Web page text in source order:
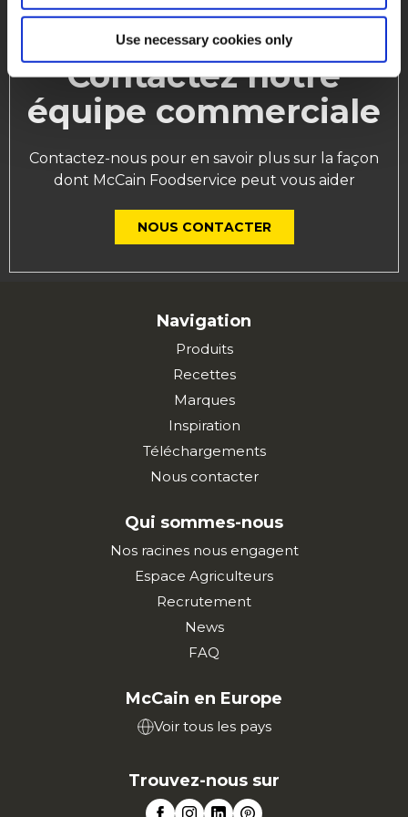
Use necessary cookies only
Contactez notre
équipe commerciale
Contactez-nous pour en savoir plus sur la façon
dont McCain Foodservice peut vous aider
NOUS CONTACTER
Navigation
Produits
Recettes
Marques
Inspiration
Téléchargements
Nous contacter
Qui sommes-nous
Nos racines nous engagent
Espace Agriculteurs
Recrutement
News
FAQ
McCain en Europe
Voir tous les pays
Trouvez-nous sur